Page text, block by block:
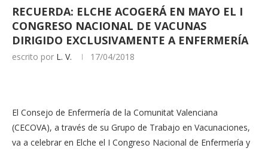
RECUERDA: ELCHE ACOGERÁ EN MAYO EL I
CONGRESO NACIONAL DE VACUNAS
DIRIGIDO EXCLUSIVAMENTE A ENFERMERÍA
escrito por L. V. 17/04/2018
El Consejo de Enfermería de la Comunitat Valenciana
(CECOVA), a través de su Grupo de Trabajo en Vacunaciones,
va a celebrar en Elche el I Congreso Nacional de Enfermería y